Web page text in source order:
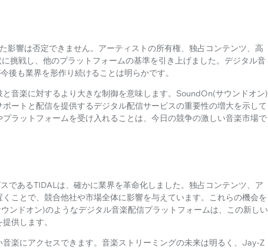
影響は否定できません。アーティストの所有権、独占コンテンツ、高
挑戦し、他のプラットフォームの基準を引き上げました。デジタル音
も業界を形作り続けることは明らかです。
音楽に対するより大きな制御を意味します。SoundOn(サウンドオン)
ートと配信を提供するデジタル配信サービスの重要性の増大を示して
ラットフォームを受け入れることは、今日の競争の激しい音楽市場で
であるTIDALは、確かに業界を革命化しました。独占コンテンツ、ア
ことで、競合他社や市場全体に影響を与えています。これらの機会を
ンドオン)のようなデジタル音楽配信プラットフォームは、この新しい
供します。
楽にアクセスできます。音楽ストリーミングの未来は明るく、Jay-Z